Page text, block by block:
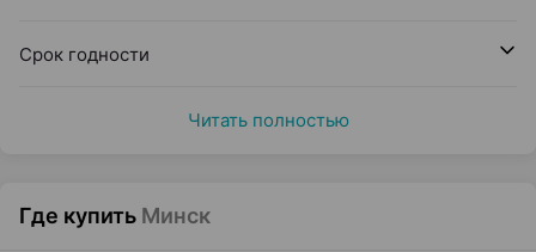
Срок годности
Читать полностью
Где купить Минск